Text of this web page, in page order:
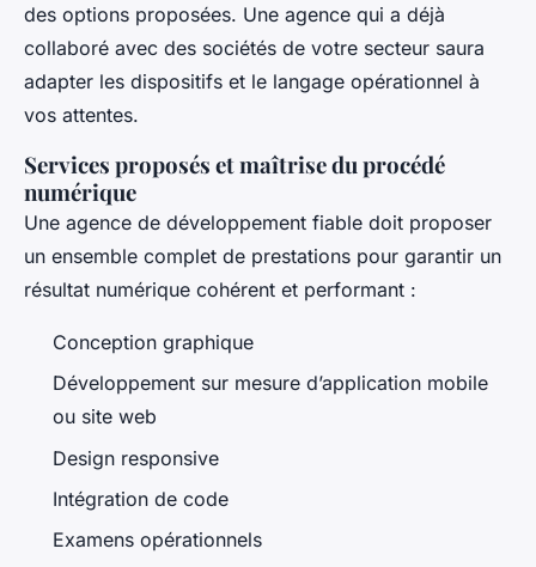
des options proposées. Une agence qui a déjà
collaboré avec des sociétés de votre secteur saura
adapter les dispositifs et le langage opérationnel à
vos attentes.
Services proposés et maîtrise du procédé
numérique
Une agence de développement fiable doit proposer
un ensemble complet de prestations pour garantir un
résultat numérique cohérent et performant :
Conception graphique
Développement sur mesure d’application mobile
ou site web
Design responsive
Intégration de code
Examens opérationnels